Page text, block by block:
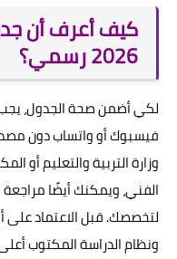
كيف أعرف أن
2026 رسمي؟
لكي أضمن صحة الجدول، يجب
فيسبوك أو واتساب دون
وزارة التربية والتعليم أو
الفني، ويمكنك أيضًا
لتخصصك. قبل الاعتماد
ونظام الدراسة المكتوب